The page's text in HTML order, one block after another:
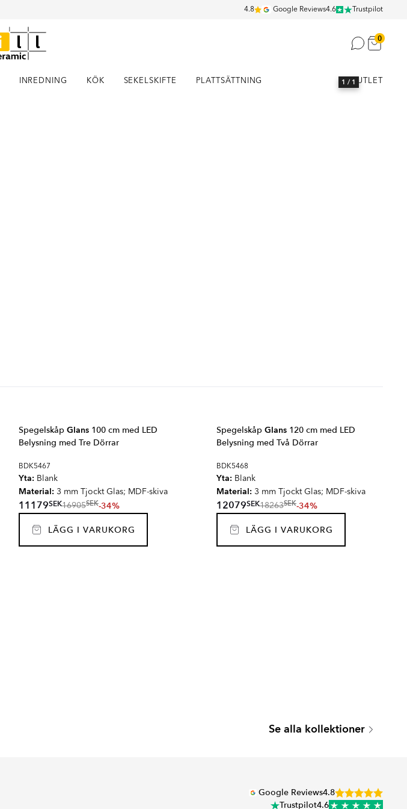
4.8 Google Reviews4.6 Trustpilot
0
INREDNING KÖK SEKELSKIFTE PLATTSÄTTNING OUTLET
1 / 1
Spegelskåp Glans 100 cm med LED
Belysning med Tre Dörrar
BDK5467
Yta: Blank
Material: 3 mm Tjockt Glas; MDF-skiva
11179SEK16905SEK-34%
LÄGG I VARUKORG
Spegelskåp Glans 120 cm med LED
Belysning med Två Dörrar
BDK5468
Yta: Blank
Material: 3 mm Tjockt Glas; MDF-skiva
12079SEK18263SEK-34%
LÄGG I VARUKORG
Se alla kollektioner
Google Reviews4.8
Trustpilot4.6